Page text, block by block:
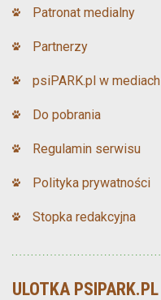
Patronat medialny
Partnerzy
psiPARK.pl w mediach
Do pobrania
Regulamin serwisu
Polityka prywatności
Stopka redakcyjna
ULOTKA PSIPARK.PL